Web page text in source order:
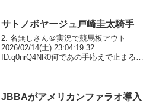
ンテナリースプ...
サトノボヤージュ戸崎圭太騎手
2: 名無しさん＠実況で競馬板アウト
2026/02/14(土) 23:04:19.32
ID:q0nrQ4NR0何であの手応えで止まるん
JBBAがアメリカンファラオ導入